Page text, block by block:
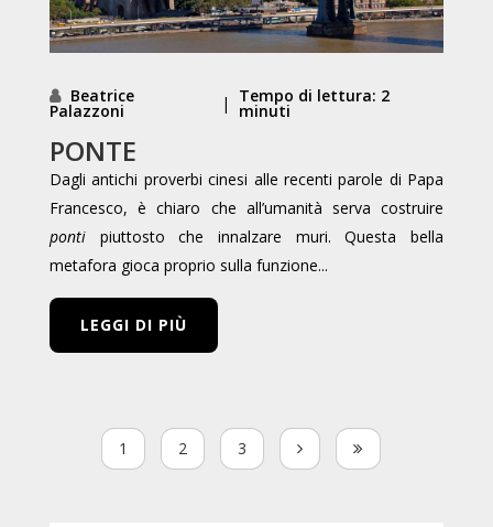
Beatrice
Palazzoni | Tempo di lettura: 2
minuti
PONTE
Dagli antichi proverbi cinesi alle recenti parole di Papa
Francesco, è chiaro che all’umanità serva costruire
pontipiuttosto che innalzare muri. Questa bella
metafora gioca proprio sulla funzione...
LEGGI DI PIÙ
1 2 3